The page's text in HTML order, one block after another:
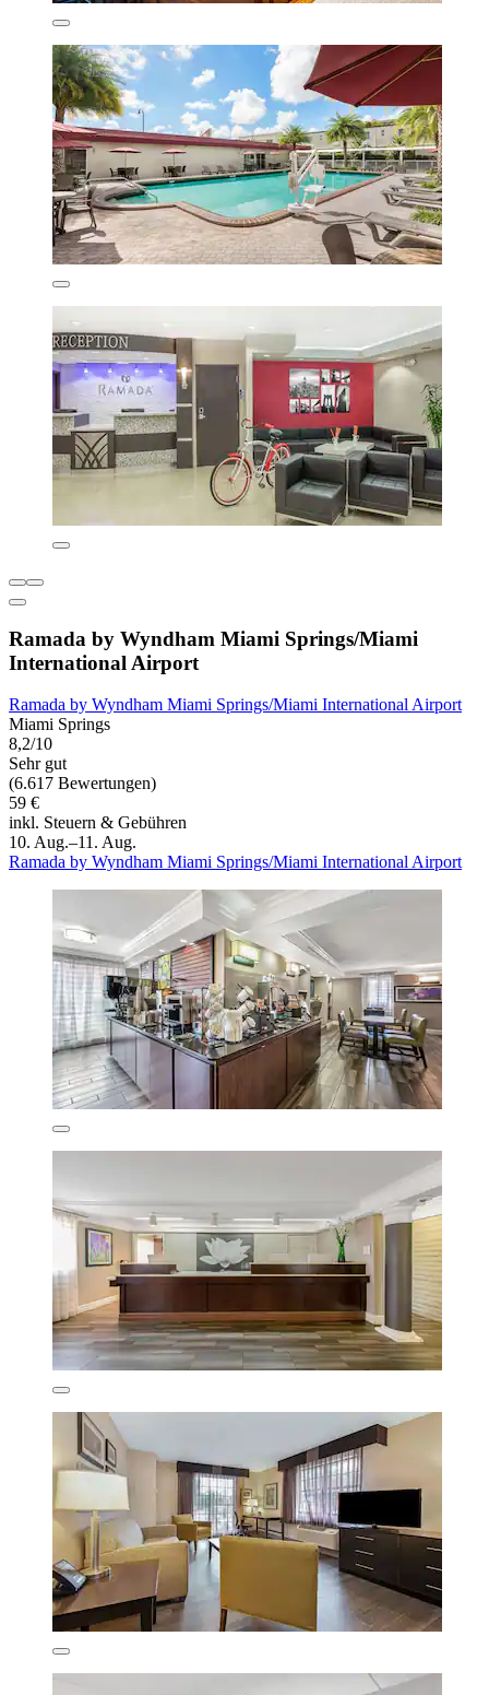
Ramada by Wyndham Miami Springs/Miami
International Airport
Ramada by Wyndham Miami Springs/Miami International Airport
Miami Springs
8,2/10
Sehr gut
(6.617 Bewertungen)
59 €
inkl. Steuern & Gebühren
10. Aug.–11. Aug.
Ramada by Wyndham Miami Springs/Miami International Airport